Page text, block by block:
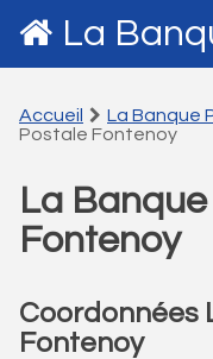
La
Accueil La Banque
Postale Fontenoy
La
Fontenoy
Coordonnées
Fontenoy